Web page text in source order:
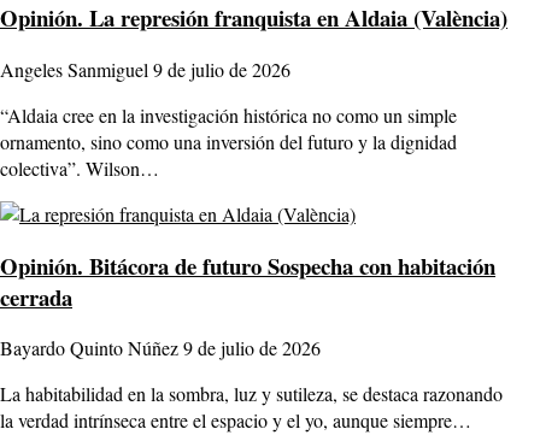
Opinión. La represión franquista en Aldaia (València)
Angeles Sanmiguel 9 de julio de 2026
“Aldaia cree en la investigación histórica no como un simple
ornamento, sino como una inversión del futuro y la dignidad
colectiva”. Wilson…
Opinión. Bitácora de futuro Sospecha con habitación
cerrada
Bayardo Quinto Núñez9 de julio de 2026
La habitabilidad en la sombra, luz y sutileza, se destaca razonando
la verdad intrínseca entre el espacio y el yo, aunque siempre…